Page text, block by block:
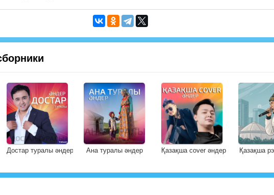
Достар туралы әндер Ана туралы әндер Қазақша cover әндер Қазақша